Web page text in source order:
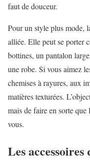
faut de douceur.
Pour un style plus mode,
alliée. Elle peut se porter
bottines, un pantalon
une robe. Si vous aimez
chemises à rayures, aux
matières texturées.
mais de faire en sorte
vous.
Les